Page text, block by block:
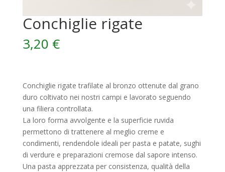
Conchiglie rigate
3,20 €
Conchiglie rigate trafilate al bronzo ottenute dal grano
duro coltivato nei nostri campi e lavorato seguendo
una filiera controllata.
La loro forma avvolgente e la superficie ruvida
permettono di trattenere al meglio creme e
condimenti, rendendole ideali per pasta e patate, sughi
di verdure e preparazioni cremose dal sapore intenso.
Una pasta apprezzata per consistenza, qualità della